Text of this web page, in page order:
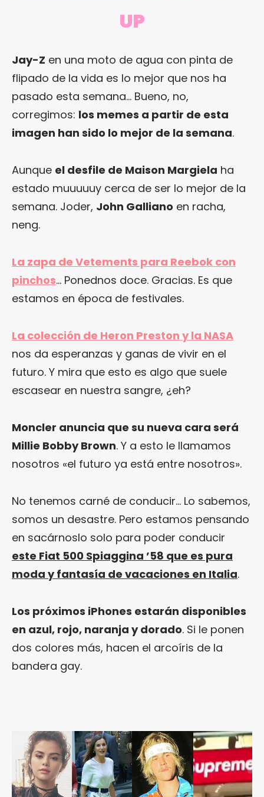
UP
Jay-Z en una moto de agua con pinta de
flipado de la vida es lo mejor que nos ha
pasado esta semana… Bueno, no,
corregimos: los memes a partir de esta
imagen han sido lo mejor de la semana.
Aunque el desfile de Maison Margiela ha
estado muuuuuy cerca de ser lo mejor de la
semana. Joder, John Galliano en racha,
neng.
La zapa de Vetements para Reebok con
pinchos… Ponednos doce. Gracias. Es que
estamos en época de festivales.
La colección de Heron Preston y la NASA
nos da esperanzas y ganas de vivir en el
futuro. Y mira que esto es algo que suele
escasear en nuestra sangre, ¿eh?
Moncler anuncia que su nueva cara será
Millie Bobby Brown. Y a esto le llamamos
nosotros «el futuro ya está entre nosotros».
No tenemos carné de conducir… Lo sabemos,
somos un desastre. Pero estamos pensando
en sacárnoslo solo para poder conducir
este Fiat 500 Spiaggina ’58 que es pura
moda y fantasía de vacaciones en Italia.
Los próximos iPhones estarán disponibles
en azul, rojo, naranja y dorado. Si le ponen
dos colores más, hacen el arcoíris de la
bandera gay.